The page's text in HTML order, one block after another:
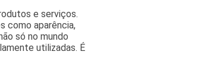
e serviços.
como aparência,
só no mundo
utilizadas. É